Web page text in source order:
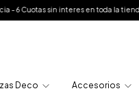
toda la tienda - Envío bonificado a
Deco Accesorios